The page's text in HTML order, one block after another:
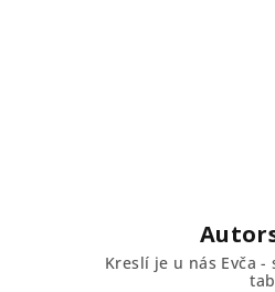
Kreslí je u nás Evča